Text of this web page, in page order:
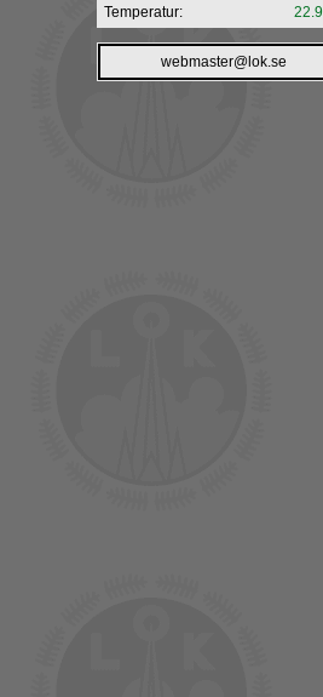
22.9
Temperatur:
webmaster@lok.se